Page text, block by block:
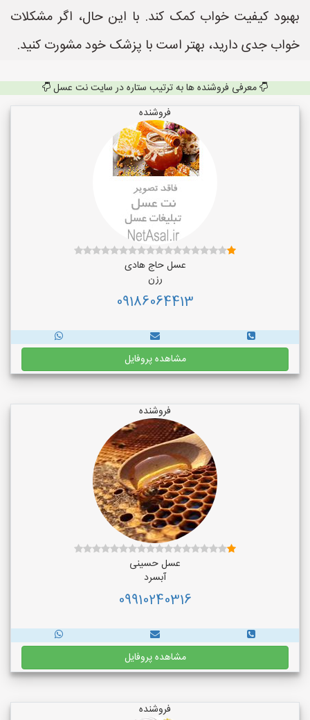
بهبود کیفیت خواب کمک کند. با این حال، اگر مشکلات
خواب جدی دارید، بهتر است با پزشک خود مشورت کنید.
معرفی فروشنده ها به ترتیب ستاره در سایت نت عسل
فروشنده
عسل حاج هادی
رزن
09186064413
مشاهده پروفایل
فروشنده
عسل حسینی
آبسرد
09910240316
مشاهده پروفایل
فروشنده